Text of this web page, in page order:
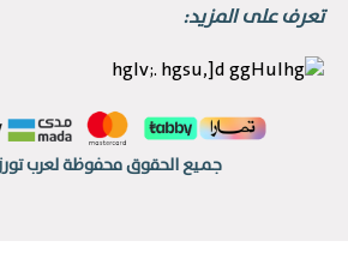
تعرف على المزيد:
جميع الحقوق محفوظة لعرب تورز ©